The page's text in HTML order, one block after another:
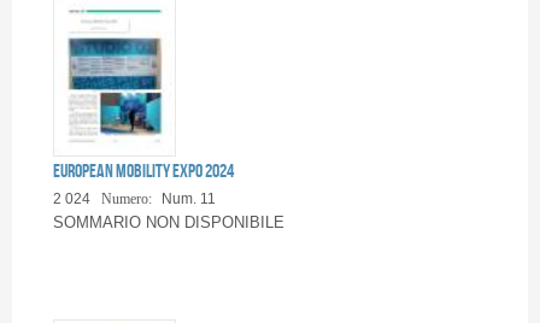
European Mobility Expo 2024
2 024 Numero: Num. 11
SOMMARIO NON DISPONIBILE